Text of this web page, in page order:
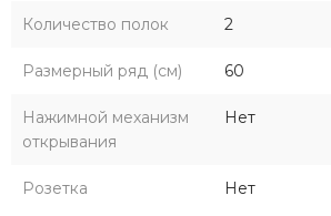
Количество полок 2
Размерный ряд (см) 60
Нажимной механизм
открывания
Нет
Розетка Нет